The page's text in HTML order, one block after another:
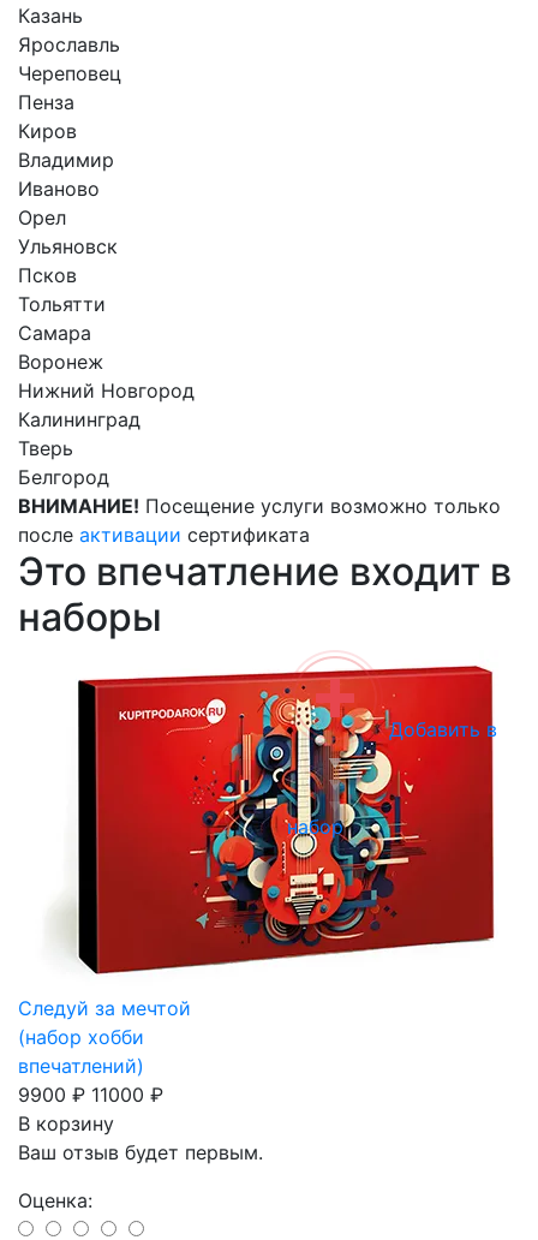
Казань
Ярославль
Череповец
Пенза
Киров
Владимир
Иваново
Орел
Ульяновск
Псков
Тольятти
Самара
Воронеж
Нижний Новгород
Калининград
Тверь
Белгород
ВНИМАНИЕ! Посещение услуги возможно только
после активации сертификата
Это впечатление входит в
наборы
Следуй за мечтой
(набор хобби
впечатлений)
9900 ₽ 11000 ₽
В корзину
Добавить в
набор
Ваш отзыв будет первым.
Оценка: